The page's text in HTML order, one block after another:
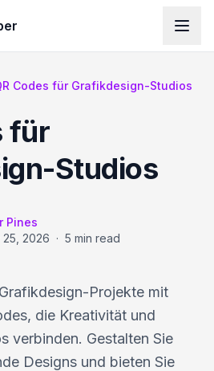
Codes für Grafikdesign-Studios
für
Studios
Pines
25, 2026 · 5 min read
Projekte mit
die Kreativität und
verbinden. Gestalten Sie
Designs und bieten Sie